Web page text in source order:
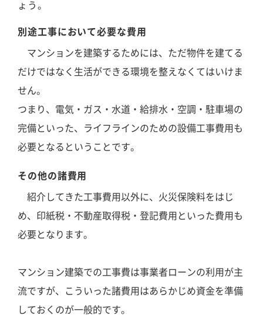
ょう。
別途工事において必要な費用
マンションを建築するためには、ただ物件を建てる
だけではなく生活ができる環境を整えなくてはいけま
せん。
つまり、電気・ガス・水道・給排水・空調・駐車場の
完備といった、ライフラインのための設備工事費用も
必要となるということです。
その他の諸費用
紹介してきた工事費用以外に、火災保険料をはじ
め、印紙税・不動産取得税・登記費用といった費用も
必要となります。
マンション建築での工事費は事業者ローンの利用が主
流ですが、こういった諸費用はあらかじめ資金を準備
しておくのが一般的です。